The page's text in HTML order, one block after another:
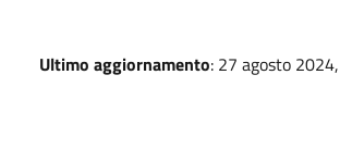
Ultimo aggiornamento: 27 agosto